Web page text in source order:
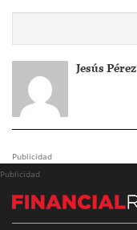
Jesús Pérez
Publicidad
Publicidad